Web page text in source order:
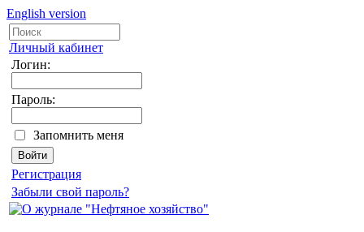
English version
Личный кабинет
Логин:
Пароль:
Запомнить меня
Регистрация
Забыли свой пароль?